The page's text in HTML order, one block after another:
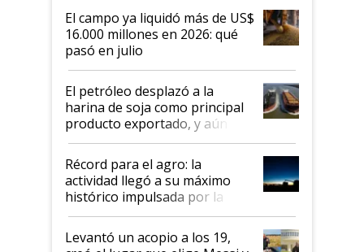
El campo ya liquidó más de US$
16.000 millones en 2026: qué
pasó en julio
El petróleo desplazó a la
harina de soja como principal
producto exportado, y aún así
el agro aportó casi seis de cada
diez dólares y sostuvo el
liderazgo en un semestre
récord
Récord para el agro: la
actividad llegó a su máximo
histórico impulsada por la
cosecha y las exportaciones
Levantó un acopio a los 19,